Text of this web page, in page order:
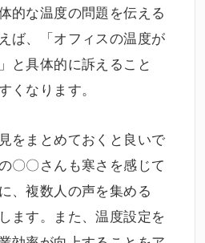
的な温度の問題を伝える
ば、「オフィスの温度が
と具体的に訴えること
くなります。
をまとめておくと良いで
〇〇さんも寒さを感じて
、複数人の声を集める
ます。また、温度設定を